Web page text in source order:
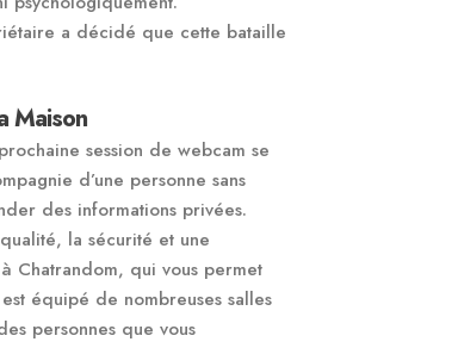
a décidé que cette bataille
Maison
session de webcam se
d’une personne sans
des informations privées.
la sécurité et une
Chatrandom, qui vous permet
équipé de nombreuses salles
personnes que vous